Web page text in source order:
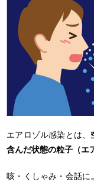
エアロゾル感染とは、
含んだ状態の粒子（エ
咳・くしゃみ・会話に